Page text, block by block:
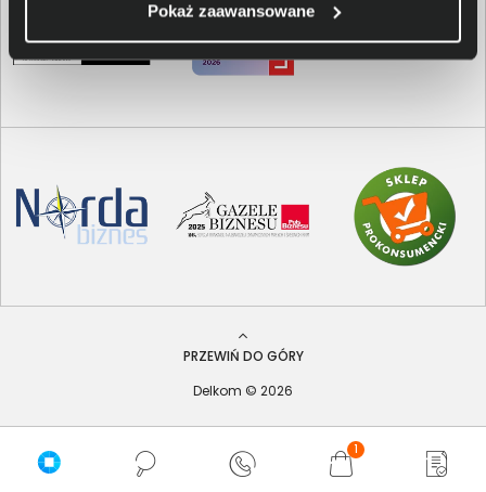
Pokaż zaawansowane
1
PRZEWIŃ DO GÓRY
Delkom © 2026